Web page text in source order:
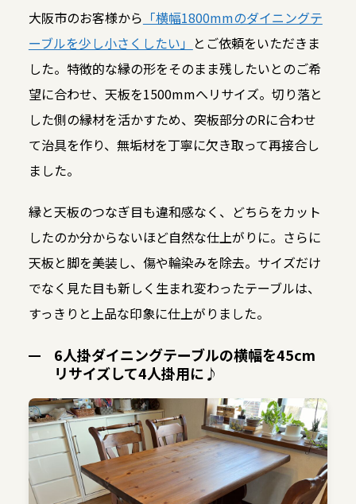
大阪市のお客様から 「横幅1800mmのダイニングテ
ーブルを少し小さくしたい」 とご依頼をいただきま
した。特徴的な縁の形をそのまま残したいとのご希
望に合わせ、天板を1500mmへリサイズ。切り落と
した側の縁材を活かすため、突板部分のRに合わせ
て治具を作り、無垢材を丁寧に欠き取って再接合し
ました。
縁と天板のつなぎ目も違和感なく、どちらをカット
したのか分からないほど自然な仕上がりに。さらに
天板と脚を美装し、傷や輪染みを除去。サイズだけ
でなく見た目も新しく生まれ変わったテーブルは、
すっきりと上品な印象に仕上がりました。
6人掛ダイニングテーブルの横幅を45cm
リサイズして4人掛用に♪